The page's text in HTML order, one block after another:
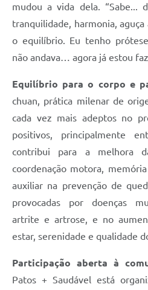
mudou a vida dela. “Sabe...
tranquilidade, harmonia,
o equilíbrio. Eu tenho
não andava… agora já estou
Equilíbrio para o corpo e
chuan, prática milenar de
cada vez mais adeptos no
positivos, principalmente
contribui para a melhora
coordenação motora,
auxiliar na prevenção de
provocadas por doenças
artrite e artrose, e no
estar, serenidade e qualidade
Participação aberta à
Patos + Saudável está